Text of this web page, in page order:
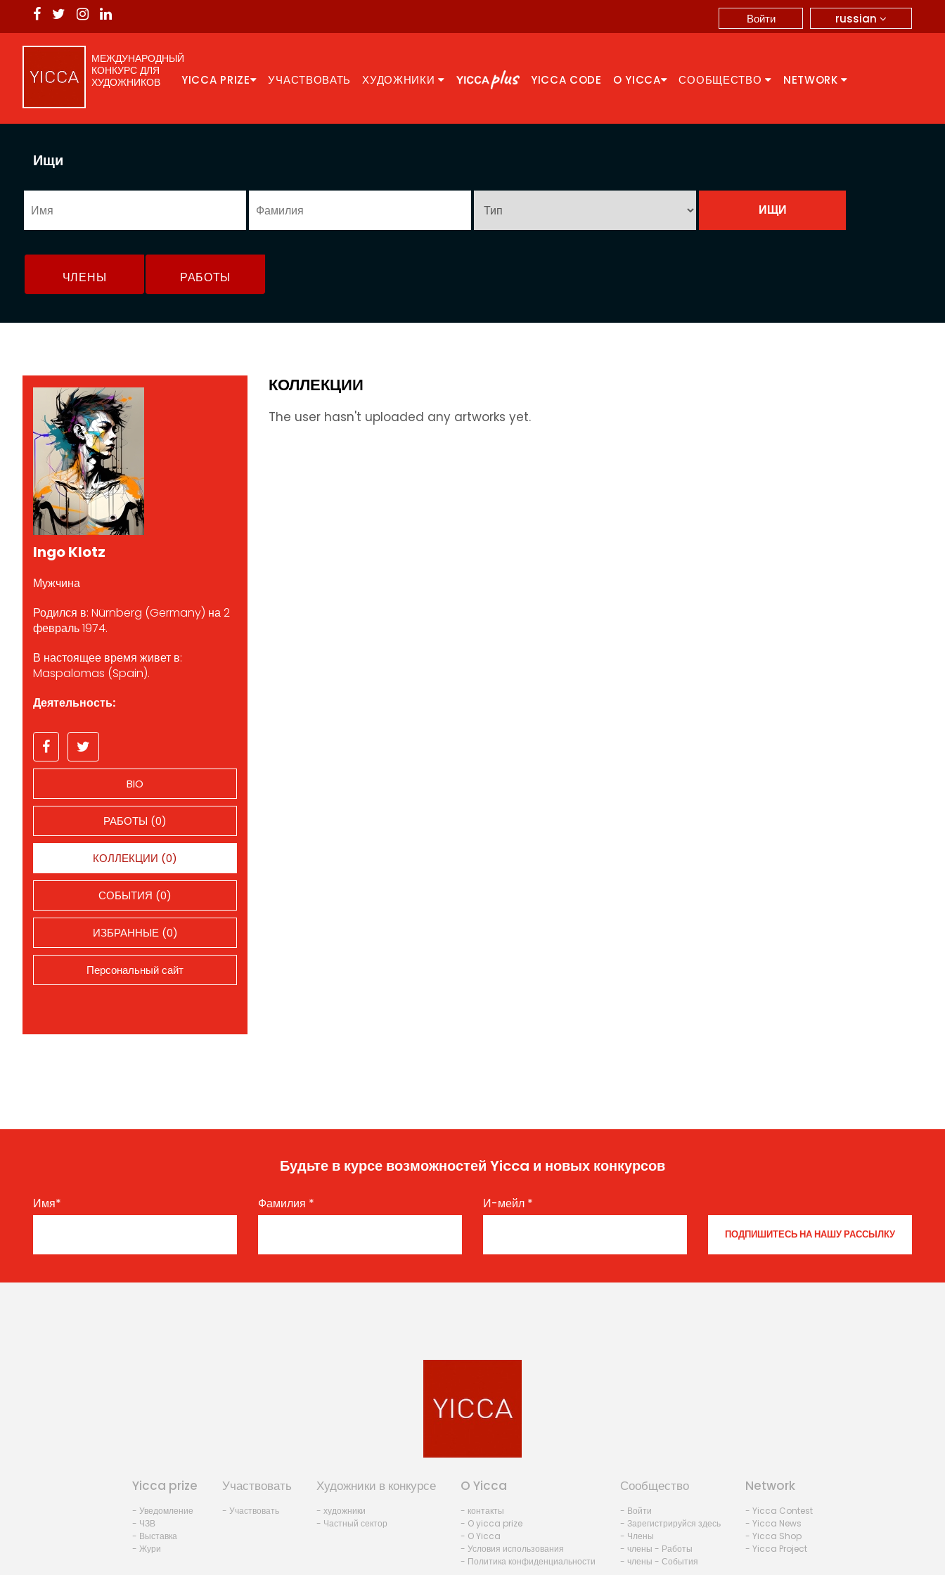
russian
Войти
МЕЖДУНАРОДНЫЙ
КОНКУРС ДЛЯ
ХУДОЖНИКОВ
YICCA PRIZE УЧАСТВОВАТЬ ХУДОЖНИКИ YICCA CODE O YICCA СООБЩЕСТВО NETWORK
Ищи
ЧЛЕНЫ РАБОТЫ
Ingo Klotz
Мужчина
Родился в: Nürnberg (Germany) на 2
февраль 1974.
В настоящее время живет в:
Maspalomas (Spain).
Деятельность:
BIO
РАБОТЫ (0)
КОЛЛЕКЦИИ (0)
СОБЫТИЯ (0)
ИЗБРАННЫЕ (0)
Персональный сайт
КОЛЛЕКЦИИ
The user hasn't uploaded any artworks yet.
Будьте в курсе возможностей Yicca и новых конкурсов
Имя* Фамилия * И-мейл *
Yicca prize
- Уведомление
- ЧЗВ
- Выставка
- Жури
Участвовать
- Участвовать
Художники в конкурсе
- художники
- Частный сектор
O Yicca
- контакты
- O yicca prize
- O Yicca
- Условия использования
- Политика конфиденциальности
Сообщество
- Войти
- Зарегистрируйся здесь
- Члены
- члены - Работы
- члены - События
Network
- Yicca Contest
- Yicca News
- Yicca Shop
- Yicca Project